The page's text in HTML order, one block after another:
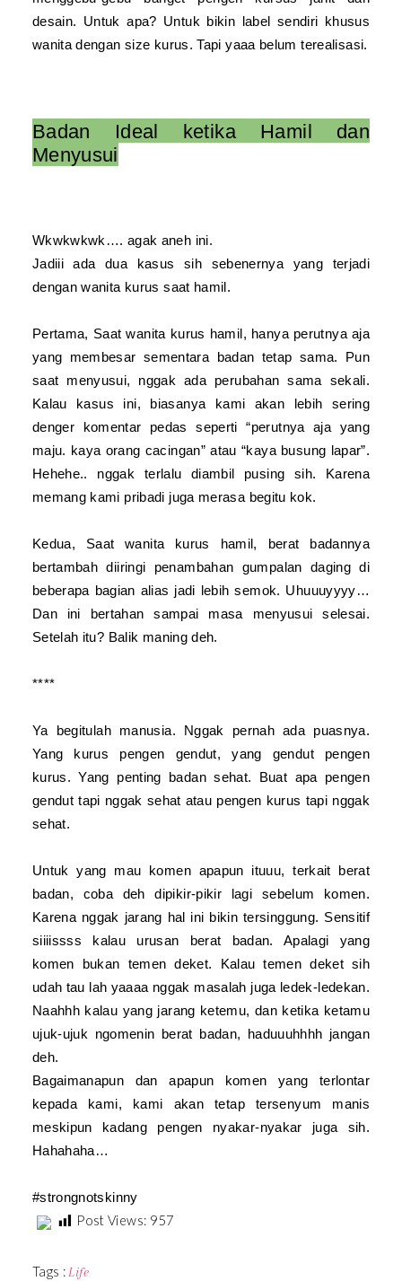
desain. Untuk apa? Untuk bikin label sendiri khusus
wanita dengan size kurus. Tapi yaaa belum terealisasi.
Badan Ideal ketika Hamil dan
Menyusui
Wkwkwkwk…. agak aneh ini.
Jadiii ada dua kasus sih sebenernya yang terjadi
dengan wanita kurus saat hamil.
Pertama, Saat wanita kurus hamil, hanya perutnya aja
yang membesar sementara badan tetap sama. Pun
saat menyusui, nggak ada perubahan sama sekali.
Kalau kasus ini, biasanya kami akan lebih sering
denger komentar pedas seperti “perutnya aja yang
maju. kaya orang cacingan” atau “kaya busung lapar”.
Hehehe.. nggak terlalu diambil pusing sih. Karena
memang kami pribadi juga merasa begitu kok.
Kedua, Saat wanita kurus hamil, berat badannya
bertambah diiringi penambahan gumpalan daging di
beberapa bagian alias jadi lebih semok. Uhuuuyyyy…
Dan ini bertahan sampai masa menyusui selesai.
Setelah itu? Balik maning deh.
****
Ya begitulah manusia. Nggak pernah ada puasnya.
Yang kurus pengen gendut, yang gendut pengen
kurus. Yang penting badan sehat. Buat apa pengen
gendut tapi nggak sehat atau pengen kurus tapi nggak
sehat.
Untuk yang mau komen apapun ituuu, terkait berat
badan, coba deh dipikir-pikir lagi sebelum komen.
Karena nggak jarang hal ini bikin tersinggung. Sensitif
siiiissss kalau urusan berat badan. Apalagi yang
komen bukan temen deket. Kalau temen deket sih
udah tau lah yaaaa nggak masalah juga ledek-ledekan.
Naahhh kalau yang jarang ketemu, dan ketika ketamu
ujuk-ujuk ngomenin berat badan, haduuuhhhh jangan
deh.
Bagaimanapun dan apapun komen yang terlontar
kepada kami, kami akan tetap tersenyum manis
meskipun kadang pengen nyakar-nyakar juga sih.
Hahahaha…
#strongnotskinny
Post Views: 957
Tags : Life